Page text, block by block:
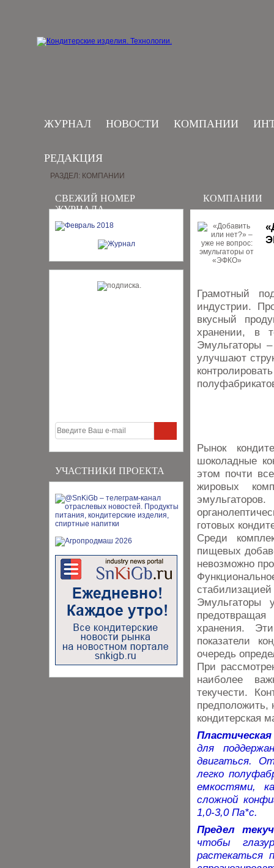
ЖУРНАЛ НОВОСТИ КОМПАНИИ
РЕДАКЦИЯ
СВЕЖИЙ НОМЕР
ЖУРНАЛА
УЧАСТНИКИ ПРОЕКТА
РАЗДЕЛ: КОМПАНИИ
КОМПАНИИ
Грамотный
индустрии.
вкусный
хранении, в
Эмульгаторы
улучшают
Рынок
шоколадные
этом почти
жировых
готовых
Среди
пищевых
невозможно
Эмульгаторы
хранения.
показатели
очередь
При
наиболее
текучести.
предположить,
кондитерская
для
двигаться.
легко
емкостями,
сложной
1,0-3,0 Па*с.
Предел
чтобы
растекаться